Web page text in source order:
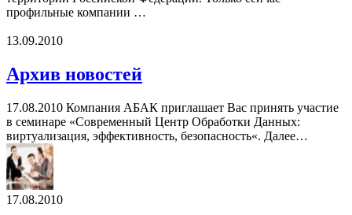
профильные компании …
13.09.2010
Архив новостей
17.08.2010 Компания АБАК приглашает Вас принять участие
в семинаре «Современный Центр Обработки Данных:
виртуализация, эффективность, безопасность«. Далее…
17.08.2010